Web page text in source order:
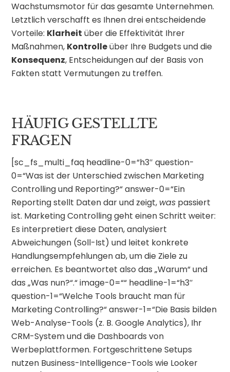
Wachstumsmotor für das gesamte Unternehmen.
Letztlich verschafft es Ihnen drei entscheidende
Vorteile: Klarheit über die Effektivität Ihrer
Maßnahmen, Kontrolleüber Ihre Budgets und die
Konsequenz, Entscheidungen auf der Basis von
Fakten statt Vermutungen zu treffen.
HÄUFIG GESTELLTE
FRAGEN
[sc_fs_multi_faq headline-0=“h3″ question-
0=“Was ist der Unterschied zwischen Marketing
Controlling und Reporting?“ answer-0=“Ein
Reporting stellt Daten dar und zeigt, was passiert
ist. Marketing Controlling geht einen Schritt weiter:
Es interpretiert diese Daten, analysiert
Abweichungen (Soll-Ist) und leitet konkrete
Handlungsempfehlungen ab, um die Ziele zu
erreichen. Es beantwortet also das „Warum“ und
das „Was nun?“.“ image-0=““ headline-1=“h3″
question-1=“Welche Tools braucht man für
Marketing Controlling?“ answer-1=“Die Basis bilden
Web-Analyse-Tools (z. B. Google Analytics), Ihr
CRM-System und die Dashboards von
Werbeplattformen. Fortgeschrittene Setups
nutzen Business-Intelligence-Tools wie Looker